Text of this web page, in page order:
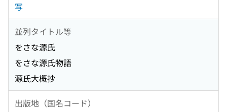
写
並列タイトル等
をさな源氏
をさな源氏物語
源氏大概抄
出版地（国名コード）